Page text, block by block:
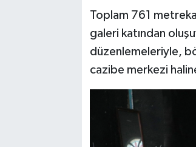
Toplam 761
galeri katından
düzenlemeleriyle,
cazibe merkezi